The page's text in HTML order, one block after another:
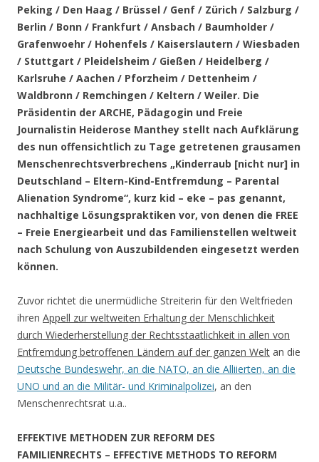
Peking / Den Haag / Brüssel / Genf / Zürich / Salzburg /
Berlin / Bonn / Frankfurt / Ansbach / Baumholder /
Grafenwoehr / Hohenfels / Kaiserslautern / Wiesbaden
/ Stuttgart / Pleidelsheim / Gießen / Heidelberg /
Karlsruhe / Aachen / Pforzheim / Dettenheim /
Waldbronn / Remchingen / Keltern / Weiler. Die
Präsidentin der ARCHE, Pädagogin und Freie
Journalistin Heiderose Manthey stellt nach Aufklärung
des nun offensichtlich zu Tage getretenen grausamen
Menschenrechtsverbrechens „Kinderraub [nicht nur] in
Deutschland – Eltern-Kind-Entfremdung – Parental
Alienation Syndrome“, kurz kid – eke – pas genannt,
nachhaltige Lösungspraktiken vor, von denen die FREE
– Freie Energiearbeit und das Familienstellen weltweit
nach Schulung von Auszubildenden eingesetzt werden
können.
Zuvor richtet die unermüdliche Streiterin für den Weltfrieden
ihren Appell zur weltweiten Erhaltung der Menschlichkeit
durch Wiederherstellung der Rechtsstaatlichkeit in allen von
Entfremdung betroffenen Ländern auf der ganzen Welt an die
Deutsche Bundeswehr, an die NATO, an die Alliierten, an die
UNO und an die Militär- und Kriminalpolizei, an den
Menschenrechtsrat u.a..
EFFEKTIVE METHODEN ZUR REFORM DES
FAMILIENRECHTS – EFFECTIVE METHODS TO REFORM